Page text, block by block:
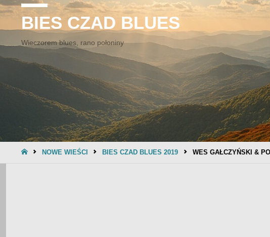
BIES CZAD BLUES
Wieczorem blues, rano połoniny
STRONA
NOWE WIEŚCI BIES CZAD BLUES 2019 WES GAŁCZYŃSKI &